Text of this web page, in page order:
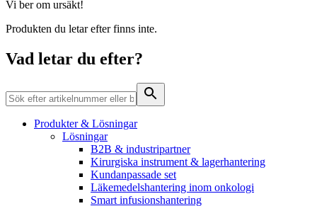
Produktkatalog
En planerad sjukhusinläggning kan påverka vem som helst.
andras säkerhet?
Kontakt
Vi ber om ursäkt!
Produkten du letar efter finns inte.
Vad letar du efter?
Produkter & Lösningar
Lösningar
B2B & industripartner
Kirurgiska instrument & lagerhantering
Kundanpassade set
Läkemedelshantering inom onkologi
Smart infusionshantering